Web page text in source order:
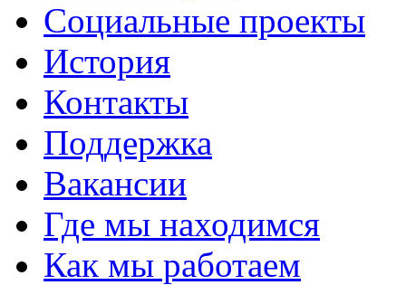
Социальные проекты
История
Контакты
Поддержка
Вакансии
Где мы находимся
Как мы работаем